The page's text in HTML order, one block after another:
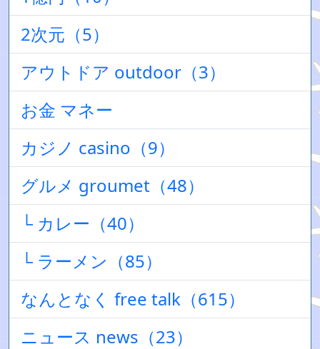
2次元（5）
アウトドア outdoor（3）
お金 マネー
カジノ casino（9）
グルメ groumet（48）
└ カレー（40）
└ ラーメン（85）
なんとなく free talk（615）
ニュース news（23）